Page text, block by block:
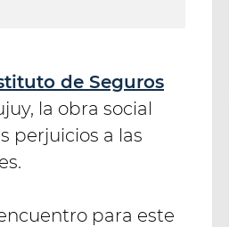
de Seguros
la obra social
perjuicios a las
para este